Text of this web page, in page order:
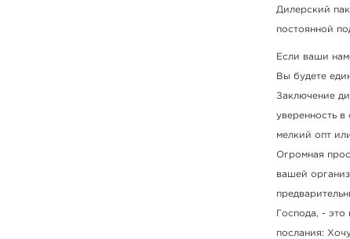
Дилерский
постоянной
Если ваши
Вы будете
Заключение
уверенность
мелкий опт
Огромная
вашей
Господа, - это
послания: